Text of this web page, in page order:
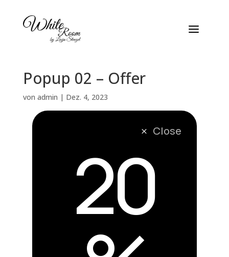
Popup 02 – Offer
von admin | Dez. 4, 2023
20
M Close